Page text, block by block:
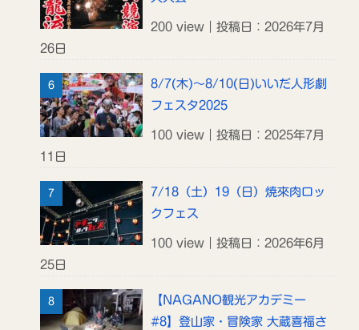
200 view｜投稿日：2026年7月
26日
8/7(木)～8/10(日)いいだ人形劇
フェスタ2025
100 view｜投稿日：2025年7月
11日
7/18（土）19（日）焼來肉ロッ
クフェス
100 view｜投稿日：2026年6月
25日
【NAGANO観光アカデミー
#8】登山家・冒険家 大蔵喜福さ